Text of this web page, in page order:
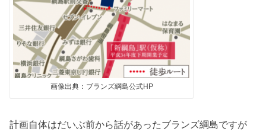
画像出典：ブランズ綱島公式HP
計画自体はだいぶ前から話があったブランズ綱島ですが